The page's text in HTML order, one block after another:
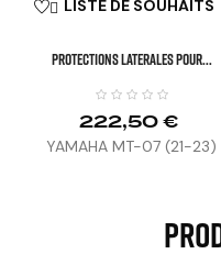
 LISTE DE SOUHAITS
PROTECTIONS LATERALES POUR...
222,50 €
YAMAHA MT-07 (21-23)